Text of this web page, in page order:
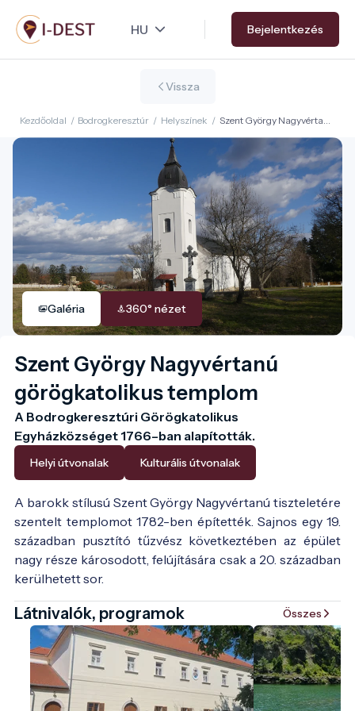
Ugrás
a
tartalomra
Bejelentkezés
Vissza
Kezdőoldal / Bodrogkeresztúr / Helyszínek / Szent György Nagyvértanú
görögkatolikus templom
Galéria 360° nézet
Szent György Nagyvértanú
görögkatolikus templom
A Bodrogkeresztúri Görögkatolikus
Egyházközséget 1766–ban alapították.
Helyi útvonalak Kulturális útvonalak
A barokk stílusú Szent György Nagyvértanú tiszteletére
szentelt templomot 1782-ben építették. Sajnos egy 19.
században pusztító tűzvész következtében az épület
nagy része károsodott, felújítására csak a 20. században
kerülhetett sor.
Látnivalók, programok Összes